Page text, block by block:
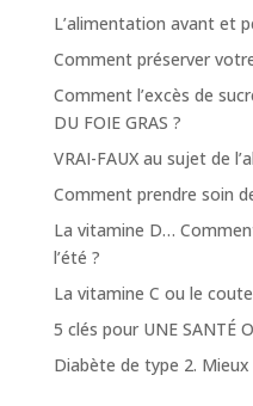
L’alimentation avant et
Comment préserver
Comment l’excès de
DU FOIE GRAS ?
VRAI-FAUX au sujet de
Comment prendre soin
La vitamine D…
l’été ?
La vitamine C ou le
5 clés pour UNE SANTÉ
Diabète de type 2.